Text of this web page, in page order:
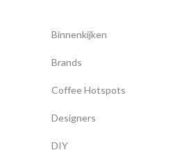
Binnenkijken
Brands
Coffee Hotspots
Designers
DIY